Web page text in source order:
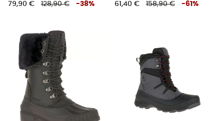
79,90 € 128,90 € -38% 61,40 € 158,90 € -61 %